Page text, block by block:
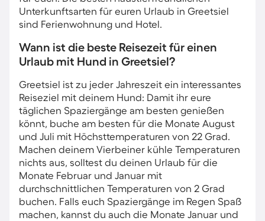
Unterkunftsarten für euren Urlaub in Greetsiel
sind Ferienwohnung und Hotel.
Wann ist die beste Reisezeit für einen
Urlaub mit Hund in Greetsiel?
Greetsiel ist zu jeder Jahreszeit ein interessantes
Reiseziel mit deinem Hund: Damit ihr eure
täglichen Spaziergänge am besten genießen
könnt, buche am besten für die Monate August
und Juli mit Höchsttemperaturen von 22 Grad.
Machen deinem Vierbeiner kühle Temperaturen
nichts aus, solltest du deinen Urlaub für die
Monate Februar und Januar mit
durchschnittlichen Temperaturen von 2 Grad
buchen. Falls euch Spaziergänge im Regen Spaß
machen, kannst du auch die Monate Januar und